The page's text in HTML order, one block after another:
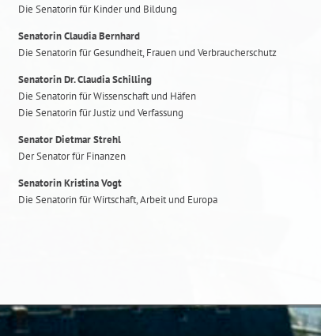
Die Senatorin für Kinder und Bildung
Senatorin Claudia Bernhard
Die Senatorin für Gesundheit, Frauen und Verbraucherschutz
Senatorin Dr. Claudia Schilling
Die Senatorin für Wissenschaft und Häfen
Die Senatorin für Justiz und Verfassung
Senator Dietmar Strehl
Der Senator für Finanzen
Senatorin Kristina Vogt
Die Senatorin für Wirtschaft, Arbeit und Europa